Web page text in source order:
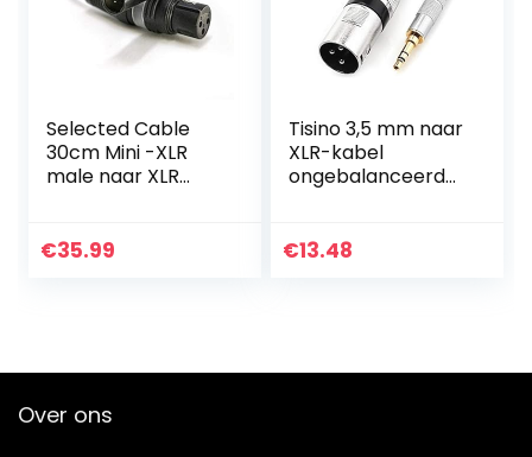
Selected Cable
30cm Mini -XLR
male naar XLR
BMPCC audio
€35.99
Tisino 3,5 mm naar
XLR-kabel
ongebalanceerde
mannelijke
€13.48
Over ons